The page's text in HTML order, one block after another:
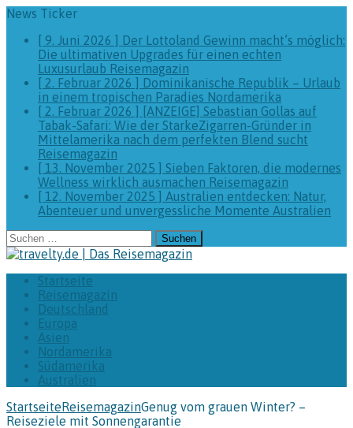
News Ticker
[ 9. Juni 2026 ] Der Lottoland Gewinn macht’s möglich:
Die ultimativen Upgrades für einen echten
Luxusurlaub Reisemagazin
[ 2. Februar 2026 ] Dominikanische Republik – Urlaub
in einem tropischen Paradies Nordamerika
[ 2. Februar 2026 ] [ANZEIGE] Sebastian Gollas auf
Tabak-Safari: Wie der StarkeZigarren-Gründer in
Mittelamerika nach dem perfekten Blend sucht
Reisemagazin
[ 13. November 2025 ] Sieben Faktoren, die modernes
Wellness wirklich ausmachen Reisemagazin
[ 12. November 2025 ] Australien entdecken: Natur,
Abenteuer und unvergessliche Momente Australien
Suchen
nach:
Startseite
Reisemagazin
Deutschland
Europa
Asien
Nordamerika
Südamerika
Australien
StartseiteReisemagazinGenug vom grauen Winter? –
Reiseziele mit Sonnengarantie